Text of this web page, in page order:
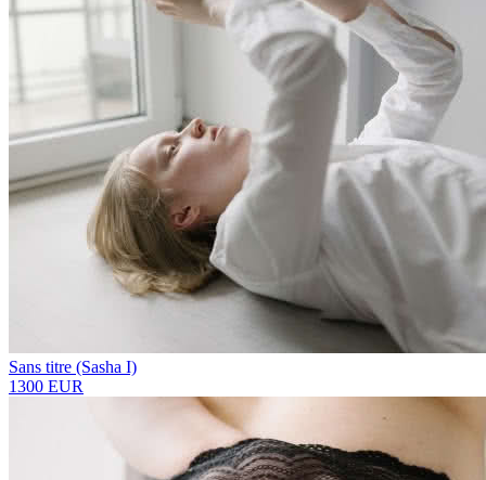
Sans titre (Sasha I)
1300 EUR